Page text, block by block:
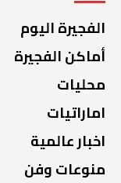
الفجيرة اليوم
أماكن الفجيرة
محليات
اماراتيات
اخبار عالمية
منوعات وفن